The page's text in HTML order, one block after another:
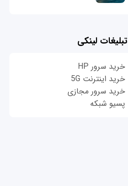
تبلیغات لینکی
خرید سرور HP
خرید اینترنت 5G
خرید سرور مجازی
پسیو شبکه